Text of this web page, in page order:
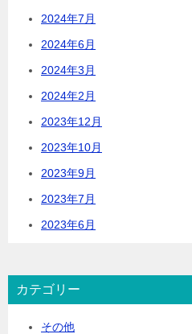
2024年7月
2024年6月
2024年3月
2024年2月
2023年12月
2023年10月
2023年9月
2023年7月
2023年6月
カテゴリー
その他